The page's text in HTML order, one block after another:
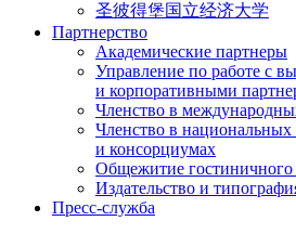
圣彼得堡国立经济大学
Партнерство
Академические партнеры
Управление по работе с
и корпоративными
Членство в
Членство в национальных
и консорциумах
Общежитие гостиничного
Издательство и
Пресс-служба